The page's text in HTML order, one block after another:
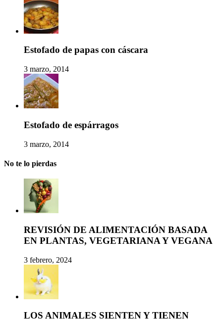
Estofado de papas con cáscara
3 marzo, 2014
Estofado de espárragos
3 marzo, 2014
No te lo pierdas
REVISIÓN DE ALIMENTACIÓN BASADA
EN PLANTAS, VEGETARIANA Y VEGANA
3 febrero, 2024
LOS ANIMALES SIENTEN Y TIENEN